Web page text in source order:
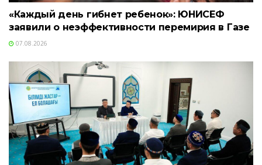
«Каждый день гибнет ребенок»: ЮНИСЕФ
заявили о неэффективности перемирия в Газе
07.08.2026